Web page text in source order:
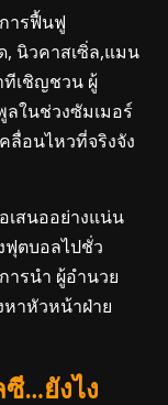
ารฟื้นฟู
, นิวคาสเซิ่ล,แมน
ทีเชิญชวน ผู้
ในช่วงซัมเมอร์
ลื่อนไหวที่จริงจัง
เสนออย่างแน่น
ฟุตบอลไปชั่ว
ารนำ ผู้อำนวย
าหัวหน้าฝ่าย
…ยังไง